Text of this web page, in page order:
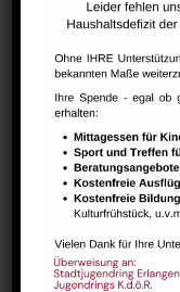
Bharathanatiyam
August 9 @ 10:00 -